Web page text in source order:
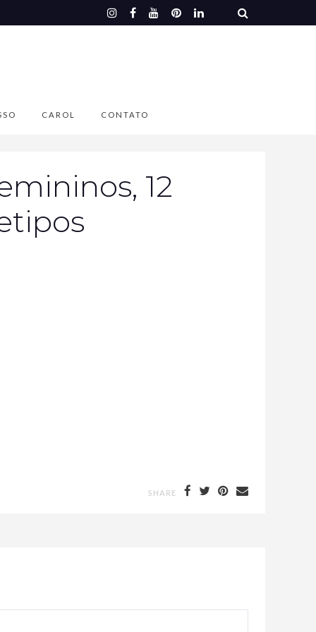
CAROL CONTATO
12
SHARE